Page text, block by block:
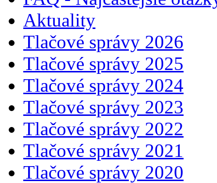
Aktuality
Tlačové správy 2026
Tlačové správy 2025
Tlačové správy 2024
Tlačové správy 2023
Tlačové správy 2022
Tlačové správy 2021
Tlačové správy 2020